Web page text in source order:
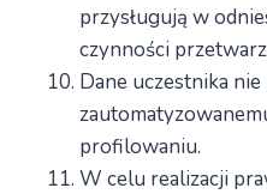
przysługują w
czynności
Dane uczestnika
profilowaniu.
W celu realizacji